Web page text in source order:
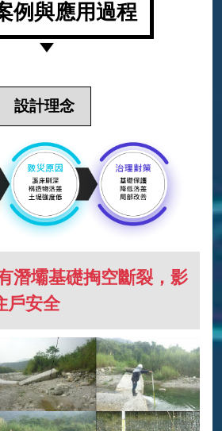
例與應用過程
設計理念
潛壩基礎掏空斷裂，影
戶安全